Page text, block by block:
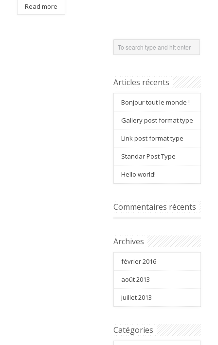
Read more
Articles récents
Bonjour tout le monde !
Gallery post format type
Link post format type
Standar Post Type
Hello world!
Commentaires récents
Archives
février 2016
août 2013
juillet 2013
Catégories